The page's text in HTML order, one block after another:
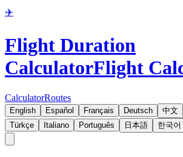
✈️
Flight Duration
CalculatorFlight
CalculatorRoutes
English Español Français Deutsch 中文
Türkçe
Italiano Português 日本語 한국어